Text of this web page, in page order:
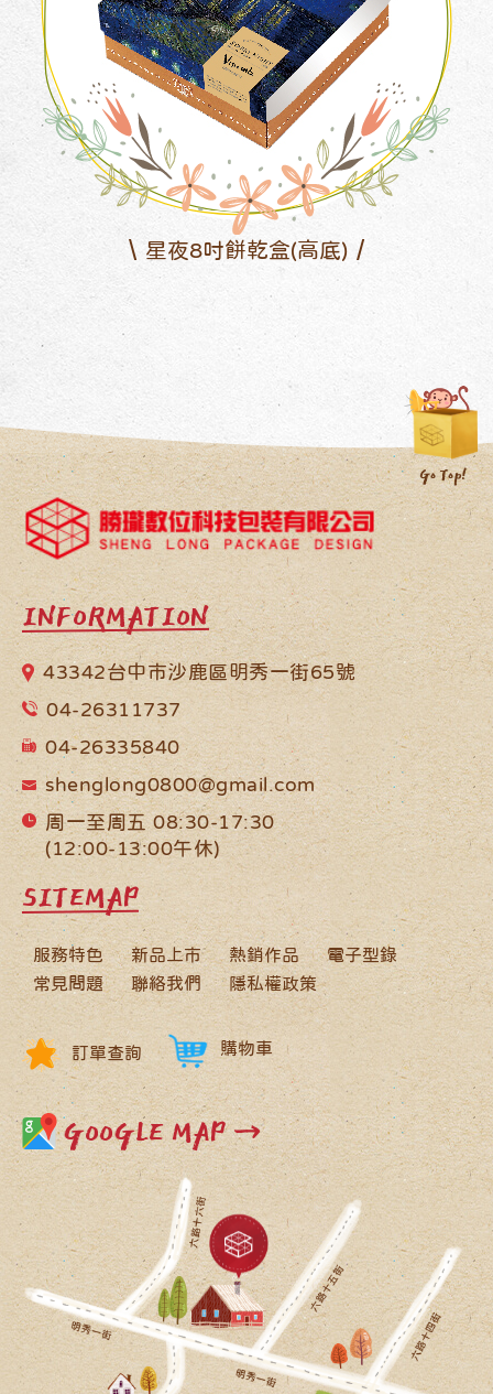
星夜8吋餅乾盒(高底)
INFORMATION
43342台中市沙鹿區明秀一街65號
04-26311737
04-26335840
shenglong0800@gmail.com
周一至周五 08:30-17:30
(12:00-13:00午休)
SITEMAP
服務特色 新品上市 熱銷作品
電子型錄
常見問題
聯絡我們 隱私權政策
訂單查詢 購物車
GOOGLE MAP →